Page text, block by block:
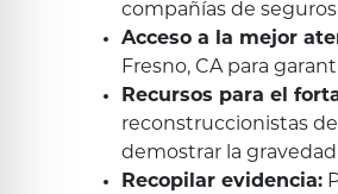
compañías de
Acceso a la mejor
Fresno, CA para
Recursos para el
reconstruccionistas
demostrar la gravedad
Recopilar evidencia: